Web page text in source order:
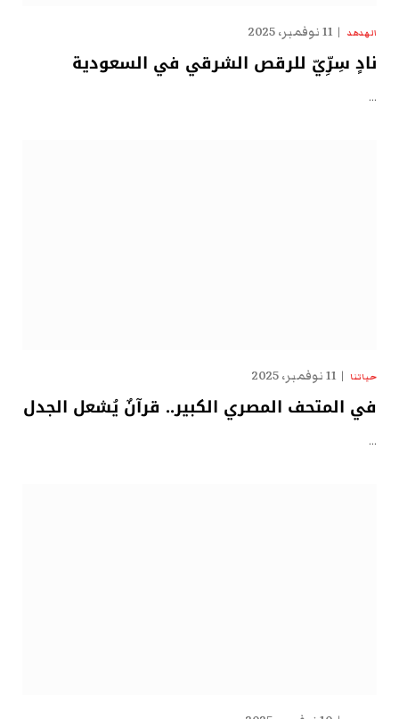
الهدهد 11 نوفمبر، 2025
نادٍ سِرِّيّ للرقص الشرقي في السعودية
…
حياتنا 11 نوفمبر، 2025
في المتحف المصري الكبير.. قرآنٌ يُشعل الجدل
…